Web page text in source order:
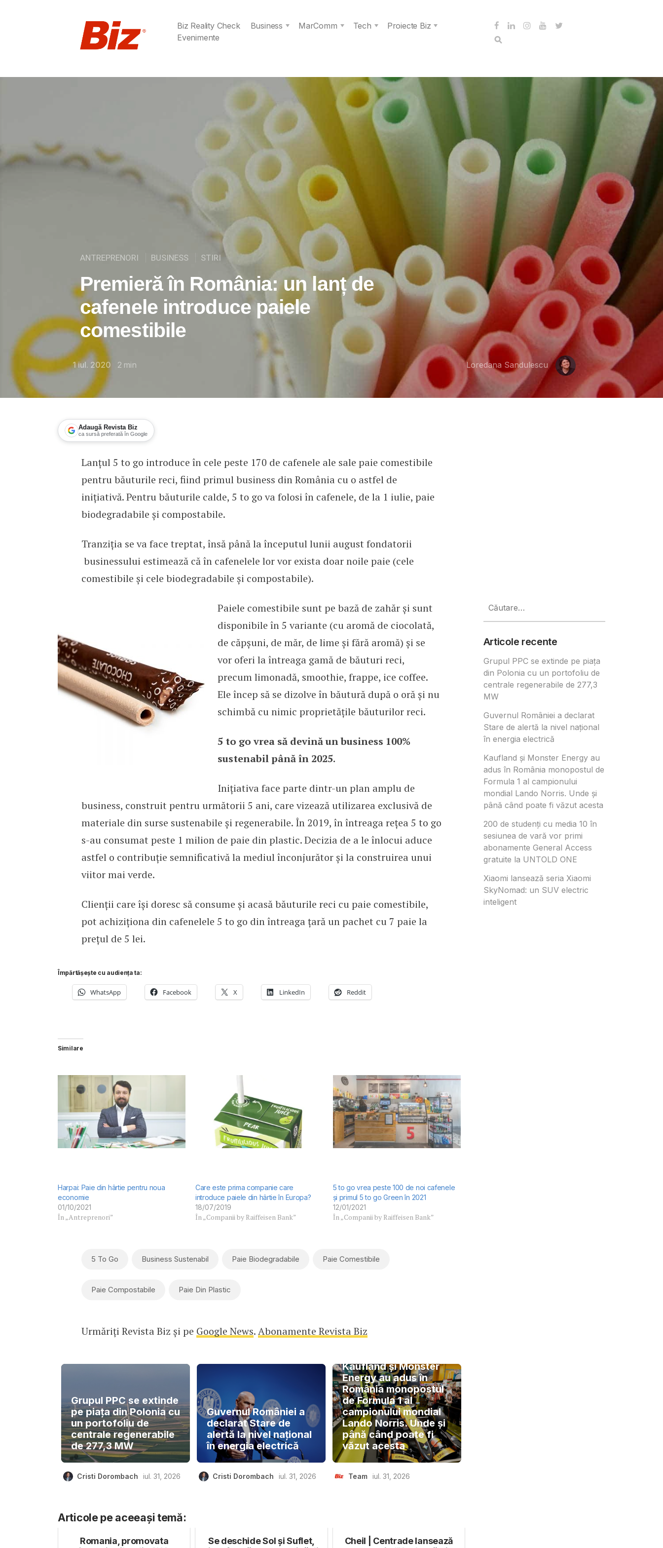
Biz Reality Check Business MarComm Tech
Proiecte Biz
Evenimente
ANTREPRENORI BUSINESS STIRI
Premieră în România: un lanț de
cafenele introduce paiele
comestibile
1 iul. 2020 2 min Loredana Sandulescu
Adaugă Revista Biz
ca sursă preferată în Google
Premieră în România: un lanț de cafenele introduce paiele comestibile
Lanțul 5 to go introduce în cele peste 170 de cafenele ale sale paie comestibile
pentru băuturile reci, fiind primul business din România cu o astfel de
inițiativă. Pentru băuturile calde, 5 to go va folosi în cafenele, de la 1 iulie, paie
biodegradabile și compostabile.
Tranziția se va face treptat, însă până la începutul lunii august fondatorii
businessului estimează că în cafenelele lor vor exista doar noile paie (cele
comestibile și cele biodegradabile și compostabile).
Paiele comestibile sunt pe bază de zahăr și sunt
disponibile în 5 variante (cu aromă de ciocolată,
de căpșuni, de măr, de lime și fără aromă) și se
vor oferi la întreaga gamă de băuturi reci,
precum limonadă, smoothie, frappe, ice coffee.
Ele încep să se dizolve în băutură după o oră și nu
schimbă cu nimic proprietățile băuturilor reci.
5 to go vrea să devină un business 100%
sustenabil până în 2025.
Inițiativa face parte dintr-un plan amplu de
business, construit pentru următorii 5 ani, care vizează utilizarea exclusivă de
materiale din surse sustenabile și regenerabile. În 2019, în întreaga rețea 5 to go
s-au consumat peste 1 milion de paie din plastic. Decizia de a le înlocui aduce
astfel o contribuție semnificativă la mediul înconjurător și la construirea unui
viitor mai verde.
Clienții care își doresc să consume și acasă băuturile reci cu paie comestibile,
pot achiziționa din cafenelele 5 to go din întreaga țară un pachet cu 7 paie la
prețul de 5 lei.
Împărtășește cu audiența ta:
WhatsApp Facebook X LinkedIn Reddit
Similare
Harpai: Paie din hârtie pentru noua
economie
01/10/2021
În „Antreprenori”
Care este prima companie care
introduce paiele din hârtie în Europa?
18/07/2019
În „Companii by Raiffeisen Bank”
5 to go vrea peste 100 de noi cafenele
și primul 5 to go Green în 2021
12/01/2021
În „Companii by Raiffeisen Bank”
5 To Go Business Sustenabil Paie Biodegradabile Paie Comestibile
Paie Compostabile Paie Din Plastic
Urmăriți Revista Biz și pe Google News.Abonamente Revista Biz
Grupul PPC se extinde
pe piața din Polonia cu
un portofoliu de
centrale regenerabile
de 277,3 MW
Cristi Dorombach iul. 31, 2026
Guvernul României a
declarat Stare de
alertă la nivel național
în energia electrică
Cristi Dorombach iul. 31, 2026
Kaufland și Monster
Energy au adus în
România monopostul
de Formula 1 al
campionului mondial
Lando Norris. Unde și
până când poate fi
văzut acesta
Team iul. 31, 2026
Articole pe aceeași temă:
Romania, promovata
Se deschide Sol și Suflet,
Cheil | Centrade lansează
după:
Articole recente
Grupul PPC se extinde pe piața
din Polonia cu un portofoliu de
centrale regenerabile de 277,3
MW
Guvernul României a declarat
Stare de alertă la nivel național
în energia electrică
Kaufland și Monster Energy au
adus în România monopostul de
Formula 1 al campionului
mondial Lando Norris. Unde și
până când poate fi văzut acesta
200 de studenți cu media 10 în
sesiunea de vară vor primi
abonamente General Access
gratuite la UNTOLD ONE
Xiaomi lansează seria Xiaomi
SkyNomad: un SUV electric
inteligent